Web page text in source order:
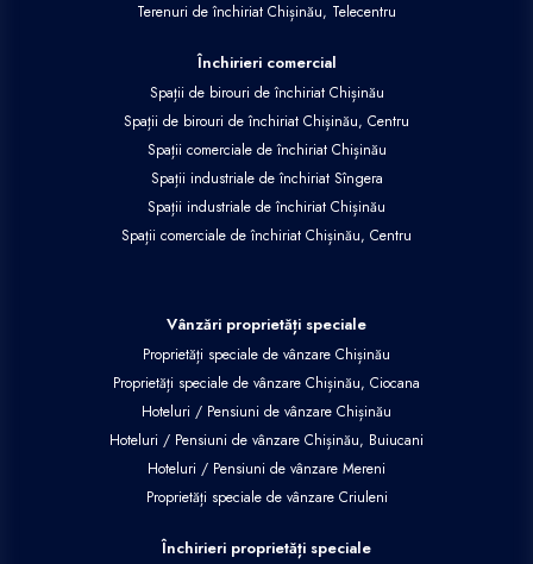
Terenuri de închiriat Chișinău, Telecentru
Închirieri comercial
Spații de birouri de închiriat Chișinău
Spații de birouri de închiriat Chișinău, Centru
Spații comerciale de închiriat Chișinău
Spații industriale de închiriat Sîngera
Spații industriale de închiriat Chișinău
Spații comerciale de închiriat Chișinău, Centru
Vânzări proprietăți speciale
Proprietăți speciale de vânzare Chișinău
Proprietăți speciale de vânzare Chișinău, Ciocana
Hoteluri / Pensiuni de vânzare Chișinău
Hoteluri / Pensiuni de vânzare Chișinău, Buiucani
Hoteluri / Pensiuni de vânzare Mereni
Proprietăți speciale de vânzare Criuleni
Închirieri proprietăți speciale